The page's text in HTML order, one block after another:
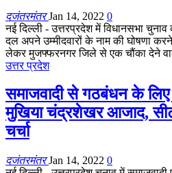
दजंतरमंतरJan 14, 2022 0
नई दिल्ली - उत्तरप्रदेश में विधानसभा
दल अपने उम्मीदवारों के नाम की घोषणा
लेकर मुजफ्फरनगर जिले से एक चौंका देने
उत्तर प्रदेश
समाजवादी से गठबंधन के
मुखिया चंद्रशेखर आजाद, सीट
चर्चा
दजंतरमंतरJan 14, 2022 0